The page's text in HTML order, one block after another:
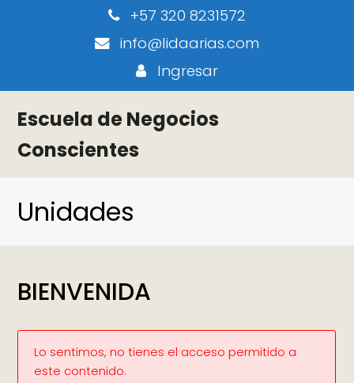
+57 320 8231572
info@lidaarias.com
Ingresar
Escuela de Negocios
Conscientes
Unidades
BIENVENIDA
Lo sentimos, no tienes el acceso permitido a
este contenido.